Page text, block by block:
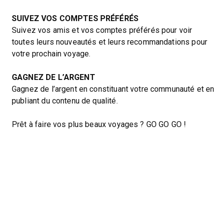
SUIVEZ VOS COMPTES PRÉFÉRÉS
Suivez vos amis et vos comptes préférés pour voir
toutes leurs nouveautés et leurs recommandations pour
votre prochain voyage.
GAGNEZ DE L’ARGENT
Gagnez de l’argent en constituant votre communauté et en
publiant du contenu de qualité.
Prêt à faire vos plus beaux voyages ? GO GO GO !